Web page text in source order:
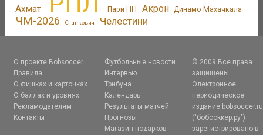
Ахмат Пари НН Акрон Динамо Махачкала
ЧМ-2026 Станкович Челестини
О проекте Bobsoccer
Правила
О фишках и карточках
О баллах и уровнях
Рекламодателям
Контакты
Футбольные новости
Интервью
Трибуна
Календарь
Результаты матчей
Прогнозы
Магазин подарков
© 2009 Все права
защищены.
Электронное
периодическое
издание bobsoccer.ru
("бобсоккер.ру")
зарегистрировано в